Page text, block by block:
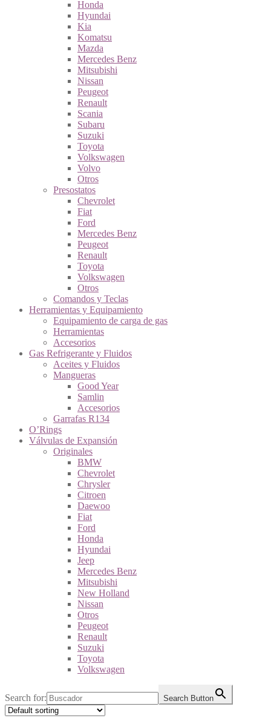
Honda
Hyundai
Kia
Komatsu
Mazda
Mercedes Benz
Mitsubishi
Nissan
Peugeot
Renault
Scania
Subaru
Suzuki
Toyota
Volkswagen
Volvo
Otros
Presostatos
Chevrolet
Fiat
Ford
Mercedes Benz
Peugeot
Renault
Toyota
Volkswagen
Otros
Comandos y Teclas
Herramientas y Equipamiento
Equipamiento de carga de gas
Herramientas
Accesorios
Gas Refrigerante y Fluidos
Aceites y Fluidos
Mangueras
Good Year
Samlin
Accesorios
Garrafas R134
O’Rings
Válvulas de Expansión
Originales
BMW
Chevrolet
Chrysler
Citroen
Daewoo
Fiat
Ford
Honda
Hyundai
Jeep
Mercedes Benz
Mitsubishi
New Holland
Nissan
Otros
Peugeot
Renault
Suzuki
Toyota
Volkswagen
Search for: Search Button